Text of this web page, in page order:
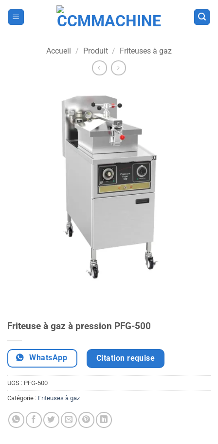
Accueil / Produit / Friteuses à gaz
Friteuse à gaz à pression PFG-500
WhatsApp Citation requise
UGS : PFG-500
Catégorie : Friteuses à gaz